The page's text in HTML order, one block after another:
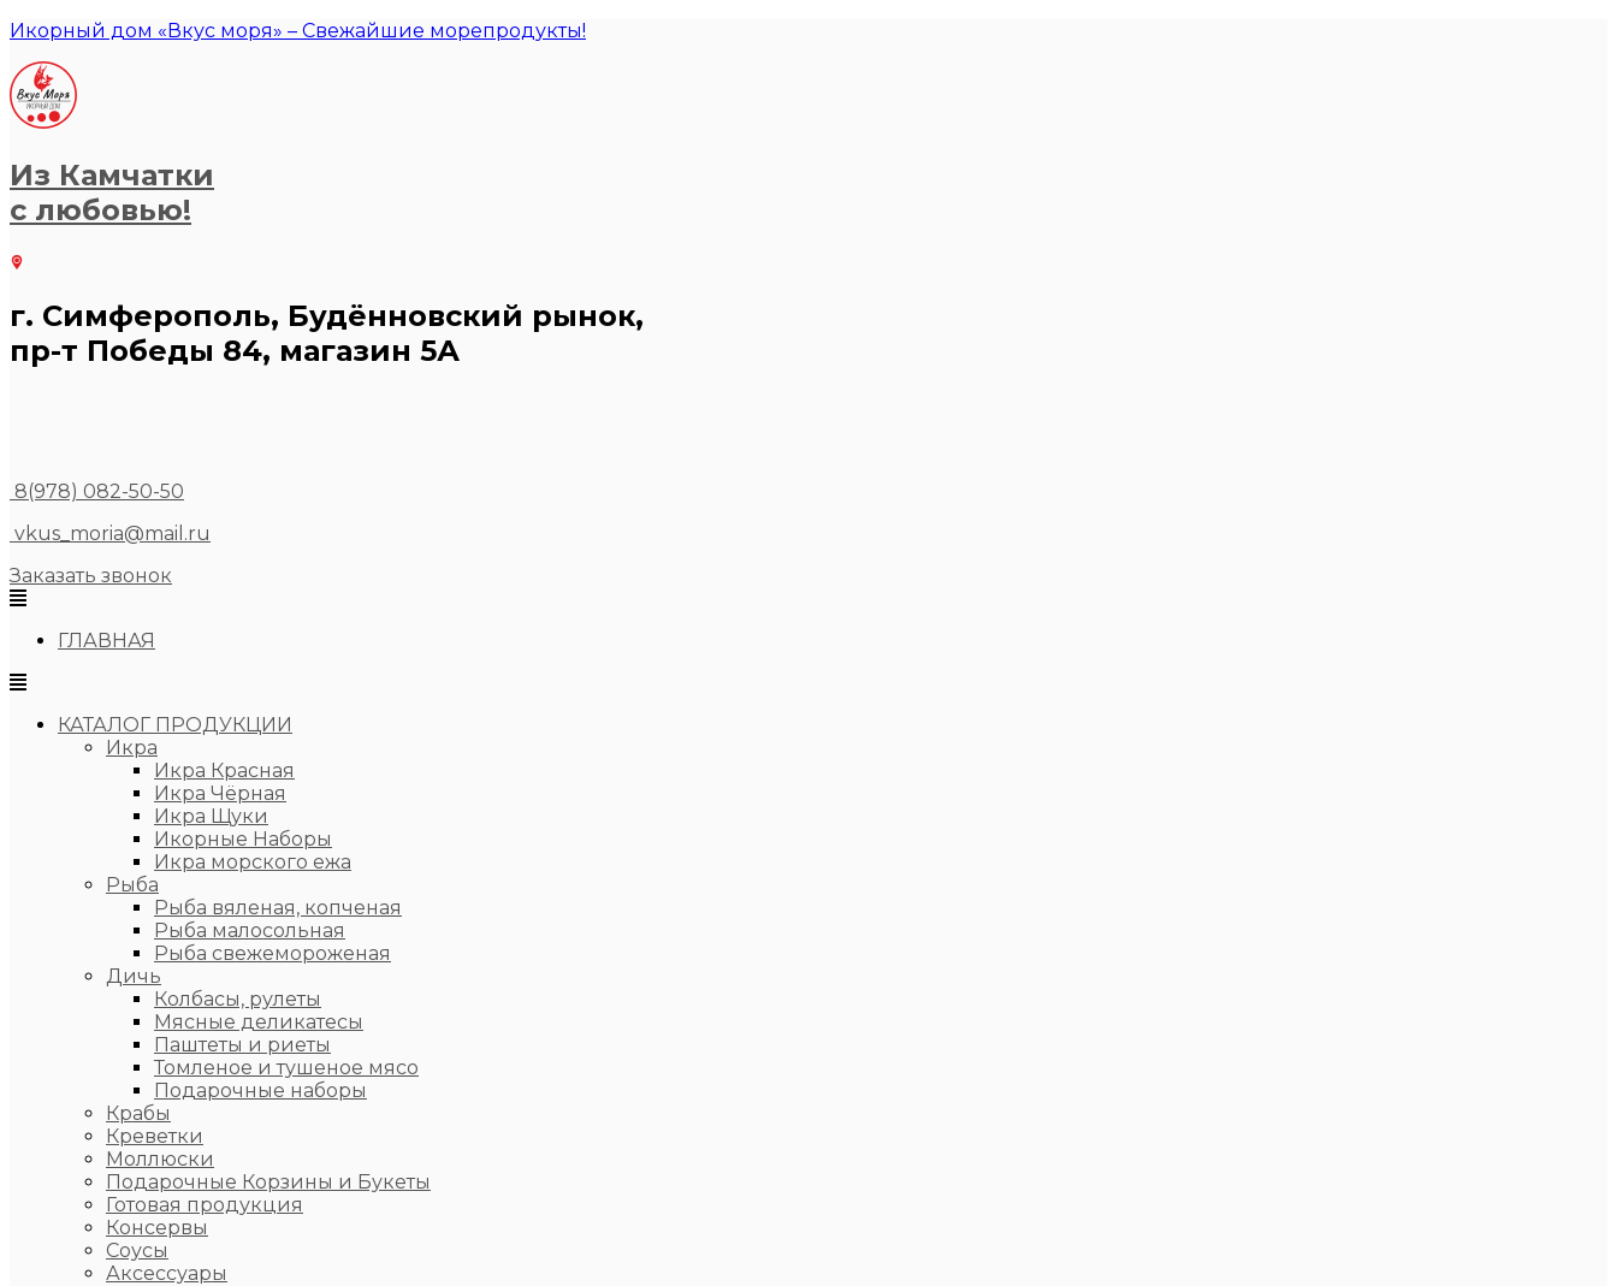
Икорный дом «Вкус моря» – Свежайшие морепродукты!
Из Камчатки
с любовью!
г. Симферополь, Будённовский рынок,
пр-т Победы 84, магазин 5А
8(978) 082-50-50
vkus_moria@mail.ru
Заказать звонок
ГЛАВНАЯ
КАТАЛОГ ПРОДУКЦИИ
Икра
Икра Красная
Икра Чёрная
Икра Щуки
Икорные Наборы
Икра морского ежа
Рыба
Рыба вяленая, копченая
Рыба малосольная
Рыба свежемороженая
Дичь
Колбасы, рулеты
Мясные деликатесы
Паштеты и риеты
Томленое и тушеное мясо
Подарочные наборы
Крабы
Креветки
Моллюски
Подарочные Корзины и Букеты
Готовая продукция
Консервы
Соусы
Аксессуары